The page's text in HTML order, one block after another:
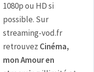
1080p ou HD si
possible. Sur
streaming-vod.fr
retrouvez Cinéma,
mon Amour en